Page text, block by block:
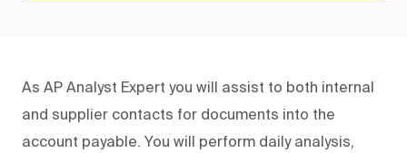
As AP Analyst Expert you will assist to both internal
and supplier contacts for documents into the
account payable. You will perform daily analysis,